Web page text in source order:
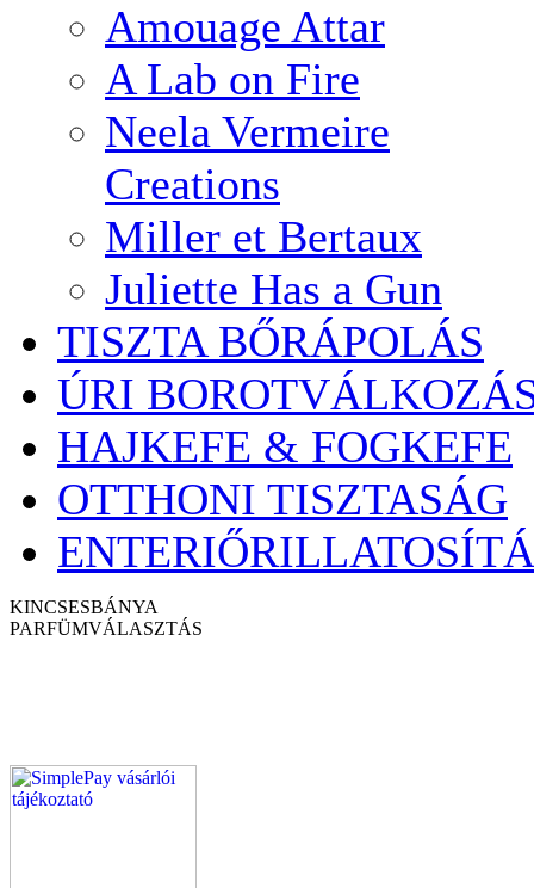
Amouage Attar
A Lab on Fire
Neela Vermeire
Creations
Miller et Bertaux
Juliette Has a Gun
TISZTA BŐRÁPOLÁS
ÚRI
HAJKEFE & FOGKEFE
OTTHONI TISZTASÁG
KINCSESBÁNYA
PARFÜMVÁLASZTÁS